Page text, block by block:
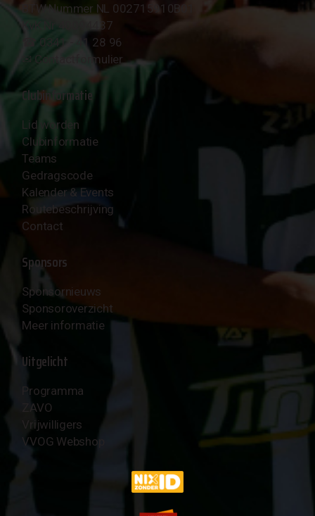
BTW Nummer NL 002715910B01
KvK Nr 40094437
☎︎ 0341 - 41 28 96
✉︎ Contactformulier
Clubinformatie
Lid worden
Clubinformatie
Teams
Gedragscode
Kalender & Events
Routebeschrijving
Contact
Sponsors
Sponsornieuws
Sponsoroverzicht
Meer informatie
Uitgelicht
Programma
ZAVO
Vrijwilligers
VVOG Webshop